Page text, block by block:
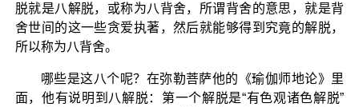
脱就是八解脱，或称为八背舍，所谓背舍的意思，就是背
舍世间的这一些贪爱执著，然后就能够得到究竟的解脱，
所以称为八背舍。
哪些是这八个呢？在弥勒菩萨他的《瑜伽师地论》里
面，他有说明到八解脱：第一个解脱是“有色观诸色解脱”